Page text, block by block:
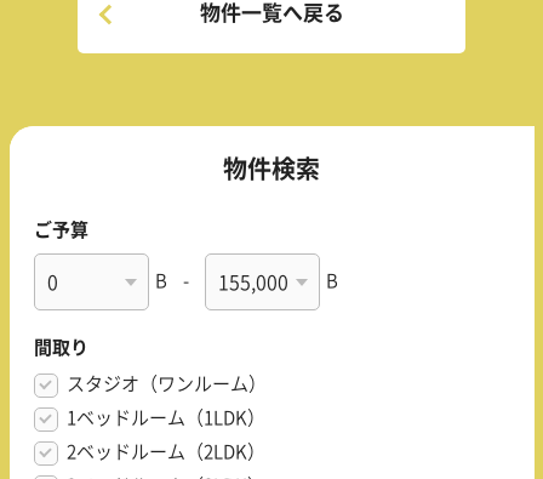
物件一覧へ戻る
物件検索
ご予算
B - B
間取り
スタジオ（ワンルーム）
1ベッドルーム（1LDK）
2ベッドルーム（2LDK）